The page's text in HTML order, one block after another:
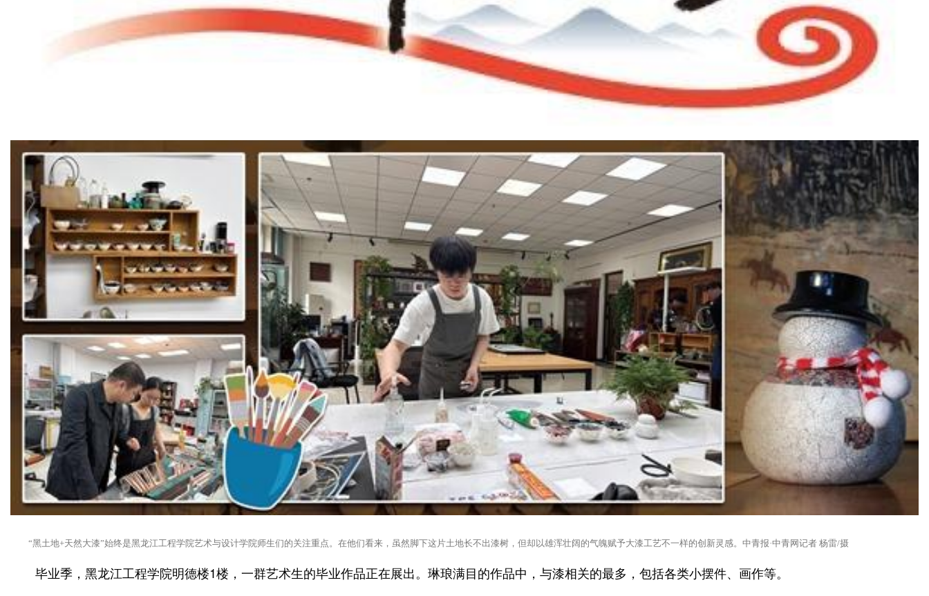
“黑土地+天然大漆”始终是黑龙江工程学院艺术与设计学院师生们的关注重点。在他们看来，虽然脚下这片土地长不出漆树，但却以雄浑壮阔的气魄赋予大漆工艺不一样的创新灵感。中青报·中青网记者 杨雷/摄
毕业季，黑龙江工程学院明德楼1楼，一群艺术生的毕业作品正在展出。琳琅满目的作品中，与漆相关的最多，包括各类小摆件、画作等。